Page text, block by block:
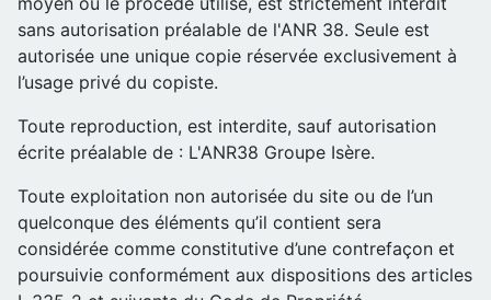
sans autorisation préalable de l'ANR 38. Seule est
autorisée une unique copie réservée exclusivement à
l’usage privé du copiste.
Toute reproduction, est interdite, sauf autorisation
écrite préalable de : L'ANR38 Groupe Isère.
Toute exploitation non autorisée du site ou de l’un
quelconque des éléments qu’il contient sera
considérée comme constitutive d’une contrefaçon et
poursuivie conformément aux dispositions des articles